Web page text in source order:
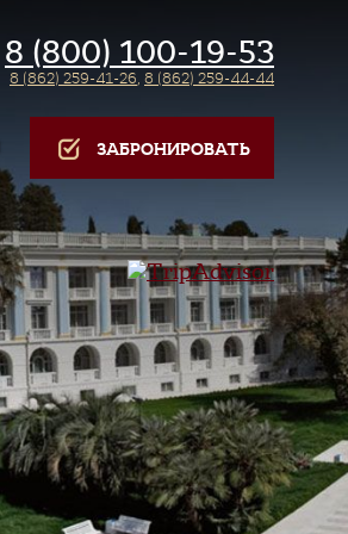
8 (800) 100-19-53
8 (862) 259-41-26, 8 (862) 259-44-44
ЗАБРОНИРОВАТЬ